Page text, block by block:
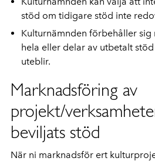
stöd om tidigare stöd inte
Kulturnämnden förbehåller sig
hela eller delar av utbetalt
uteblir.
Marknadsföring av
projekt/
beviljats stöd
När ni marknadsför ert